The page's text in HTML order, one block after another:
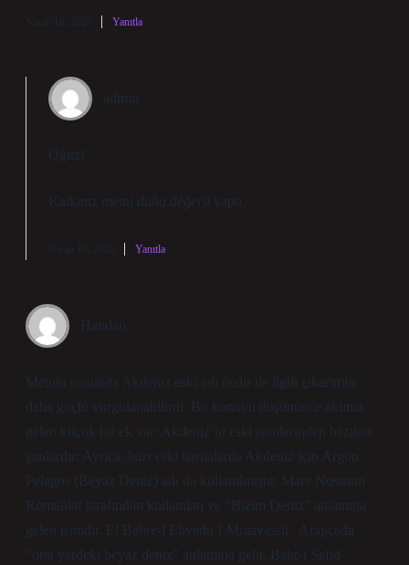
Nisan 18, 2026 Yanıtla
admin
Oğuz!
Katkınız metni daha değerli yaptı.
Nisan 18, 2026 Yanıtla
Handan
Metnin sonunda Akdeniz eski adı nedir ile ilgili çıkarımlar
daha güçlü vurgulanabilirdi. Bu konuyu düşününce aklıma
gelen küçük bir ek var: Akdeniz’in eski isimlerinden bazıları
şunlardır: Ayrıca, bazı eski haritalarda Akdeniz için Argon
Pelagos (Beyaz Deniz) adı da kullanılmıştır. Mare Nostrum .
Romalılar tarafından kullanılan ve “Bizim Deniz” anlamına
gelen isimdir. El Bahre-l Ebyedu’l-Mutavassit . Arapçada
“orta yerdeki beyaz deniz” anlamına gelir. Bahr-i Sefid .